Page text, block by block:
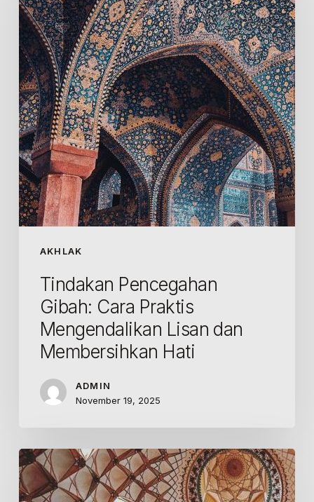
AKHLAK
Cara
Praktis
Mengendalikan
Lisan
dan
Membersihkan
Hati
Tindakan Pencegahan
Gibah: Cara Praktis
Mengendalikan Lisan dan
Membersihkan Hati
ADMIN
November 19, 2025
Gibah:
Memahami
Batasan,